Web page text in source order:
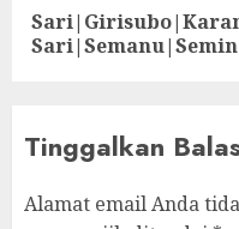
Tinggalkan
Alamat email Anda